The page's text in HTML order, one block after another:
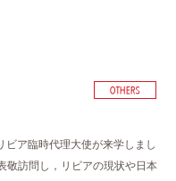
ア臨時代理大使が来学しまし
敬訪問し，リビアの現状や日本